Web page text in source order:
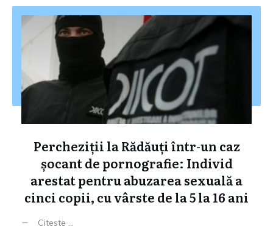
Percheziții la Rădăuți într-un caz
șocant de pornografie: Individ
arestat pentru abuzarea sexuală a
cinci copii, cu vârste de la 5 la 16 ani
Citeste ...